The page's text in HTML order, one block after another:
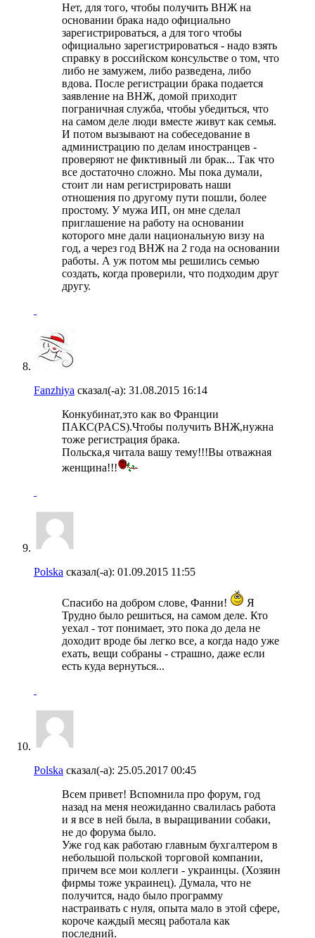
Нет, для того, чтобы получить ВНЖ на
основании брака надо официально
зарегистрироваться, а для того чтобы
официально зарегистрироваться - надо взять
справку в российском консульстве о том, что
либо не замужем, либо разведена, либо
вдова. После регистрации брака подается
заявление на ВНЖ, домой приходит
пограничная служба, чтобы убедиться, что
на самом деле люди вместе живут как семья.
И потом вызывают на собеседование в
администрацию по делам иностранцев -
проверяют не фиктивный ли брак... Так что
все достаточно сложно. Мы пока думали,
стоит ли нам регистрировать наши
отношения по другому пути пошли, более
простому. У мужа ИП, он мне сделал
приглашение на работу на основании
которого мне дали национальную визу на
год, а через год ВНЖ на 2 года на основании
работы. А уж потом мы решились семью
создать, когда проверили, что подходим друг
другу.
Fanzhiya сказал(-а): 31.08.2015 16:14
Конкубинат,это как во Франции
ПАКС(PACS).Чтобы получить ВНЖ,нужна
тоже регистрация брака.
Польска,я читала вашу тему!!!Вы отважная
женщина!!!
Polska сказал(-а): 01.09.2015 11:55
Спасибо на добром слове, Фанни!
Я
Трудно было решиться, на самом деле. Кто
уехал - тот понимает, это пока до дела не
доходит вроде бы легко все, а когда надо уже
ехать, вещи собраны - страшно, даже если
есть куда вернуться...
Polska сказал(-а): 25.05.2017 00:45
Всем привет! Вспомнила про форум, год
назад на меня неожиданно свалилась работа
и я все в ней была, в выращивании собаки,
не до форума было.
Уже год как работаю главным бухгалтером в
небольшой польской торговой компании,
причем все мои коллеги - украинцы. (Хозяин
фирмы тоже украинец). Думала, что не
получится, надо было программу
настраивать с нуля, опыта мало в этой сфере,
короче каждый месяц работала как
последний.